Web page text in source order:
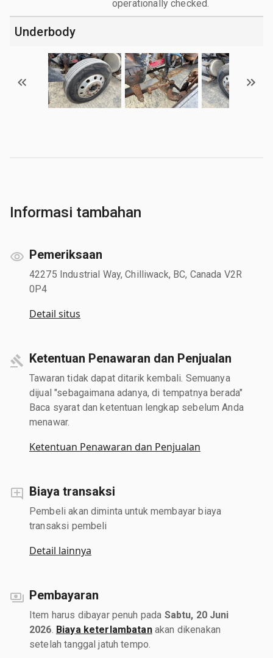
operationally checked.
Underbody
Informasi tambahan
Pemeriksaan
42275 Industrial Way, Chilliwack, BC, Canada V2R
0P4
Detail situs
Ketentuan Penawaran dan Penjualan
Tawaran tidak dapat ditarik kembali. Semuanya
dijual "sebagaimana adanya, di tempatnya berada"
Baca syarat dan ketentuan lengkap sebelum Anda
menawar.
Ketentuan Penawaran dan Penjualan
Biaya transaksi
Pembeli akan diminta untuk membayar biaya
transaksi pembeli
Detail lainnya
Pembayaran
Item harus dibayar penuh pada Sabtu, 20 Juni
2026 Biaya keterlambatanakan dikenakan
setelah tanggal jatuh tempo.